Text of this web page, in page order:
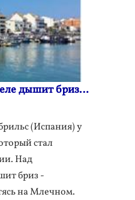
дышит бриз…
(Испания) у
стал
Над
бриз -
на Млечном.